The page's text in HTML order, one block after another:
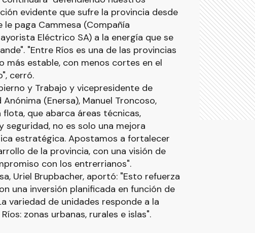
evidente que sufre la provincia desde
paga Cammesa (Compañía
Eléctrico SA) a la energía que se
"Entre Ríos es una de las provincias
más estable, con menos cortes en el
cerró.
y Trabajo y vicepresidente de
(Enersa), Manuel Troncoso,
que abarca áreas técnicas,
seguridad, no es solo una mejora
estratégica. Apostamos a fortalecer
de la provincia, con una visión de
con los entrerrianos".
Uriel Brupbacher, aportó: "Esto refuerza
una inversión planificada en función de
variedad de unidades responde a la
zonas urbanas, rurales e islas".